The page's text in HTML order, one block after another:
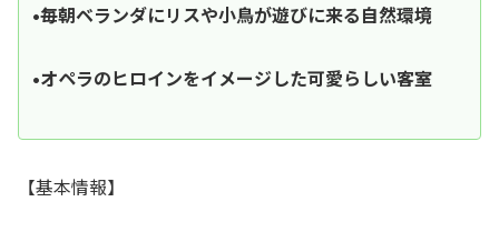
•毎朝ベランダにリスや小鳥が遊びに来る自然環境
•オペラのヒロインをイメージした可愛らしい客室
【基本情報】